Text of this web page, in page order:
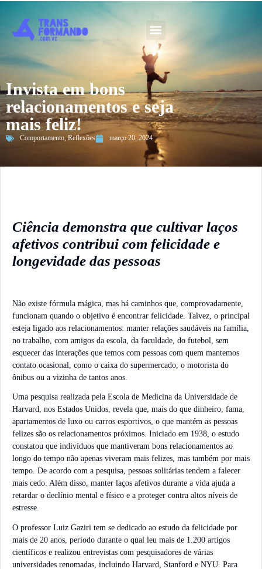
Invista em bons
relacionamentos e seja
mais feliz!
Comportamento,Reflexões março 20, 2024
Ciência demonstra que cultivar laços
afetivos contribui com felicidade e
longevidade das pessoas
Não existe fórmula mágica, mas há caminhos que, comprovadamente,
funcionam quando o objetivo é encontrar felicidade. Talvez, o principal
esteja ligado aos relacionamentos: manter relações saudáveis na família,
no trabalho, com amigos da escola, da faculdade, do futebol, sem
esquecer das interações que temos com pessoas com quem mantemos
contato ocasional, como o caixa do supermercado, o motorista do
ônibus ou a vizinha de tantos anos.
Uma pesquisa realizada pela Escola de Medicina da Universidade de
Harvard, nos Estados Unidos, revela que, mais do que dinheiro, fama,
apartamentos de luxo ou carros esportivos, o que mantém as pessoas
felizes são os relacionamentos próximos. Iniciado em 1938, o estudo
constatou que indivíduos que mantiveram bons relacionamentos ao
longo do tempo não apenas viveram mais felizes, mas também por mais
tempo. De acordo com a pesquisa, pessoas solitárias tendem a falecer
mais cedo. Além disso, manter laços afetivos durante a vida ajuda a
retardar o declínio mental e físico e a proteger contra altos níveis de
estresse.
O professor Luiz Gaziri tem se dedicado ao estudo da felicidade por
mais de 20 anos, período durante o qual leu mais de 1.200 artigos
científicos e realizou entrevistas com pesquisadores de várias
universidades renomadas, incluindo Harvard, Stanford e NYU. Para